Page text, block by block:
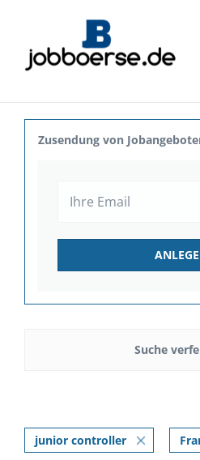
Zusendung von
Suche
junior controller